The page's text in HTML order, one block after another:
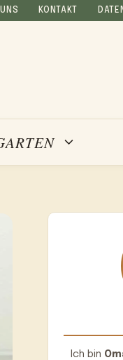
KONTAKT
Ich bin